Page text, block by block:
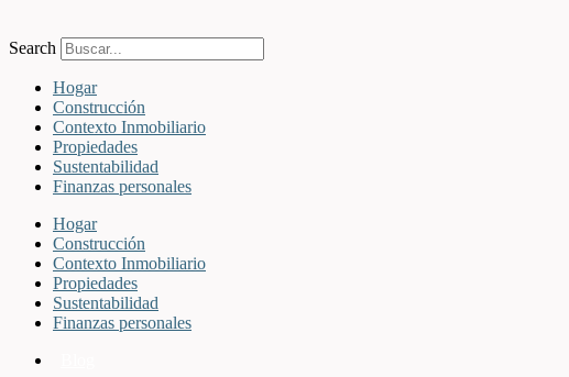
Search
Hogar
Construcción
Contexto Inmobiliario
Propiedades
Sustentabilidad
Finanzas personales
Hogar
Construcción
Contexto Inmobiliario
Propiedades
Sustentabilidad
Finanzas personales